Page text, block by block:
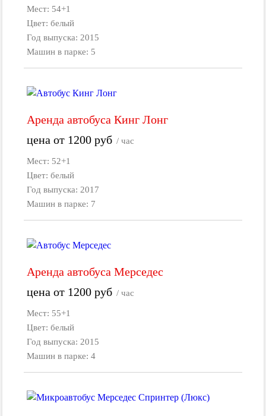
Мест: 54+1
Цвет: белый
Год выпуска: 2015
Машин в парке: 5
Аренда автобуса Кинг Лонг
цена от 1200руб / час
Мест: 52+1
Цвет: белый
Год выпуска: 2017
Машин в парке: 7
Аренда автобуса Мерседес
цена от 1200руб / час
Мест: 55+1
Цвет: белый
Год выпуска: 2015
Машин в парке: 4